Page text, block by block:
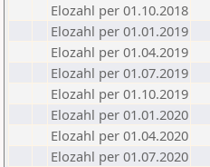
Elozahl per 01.10.2018
Elozahl per 01.01.2019
Elozahl per 01.04.2019
Elozahl per 01.07.2019
Elozahl per 01.10.2019
Elozahl per 01.01.2020
Elozahl per 01.04.2020
Elozahl per 01.07.2020